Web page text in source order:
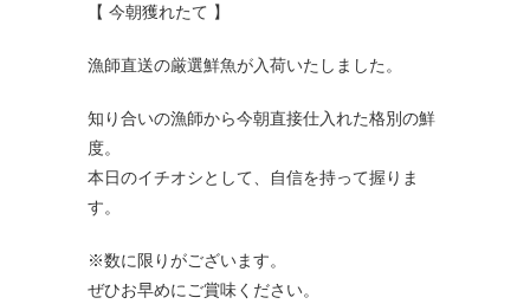
【 今朝獲れたて 】
漁師直送の厳選鮮魚が入荷いたしました。
知り合いの漁師から今朝直接仕入れた格別の鮮
度。
本日のイチオシとして、自信を持って握りま
す。
※数に限りがございます。
ぜひお早めにご賞味ください。